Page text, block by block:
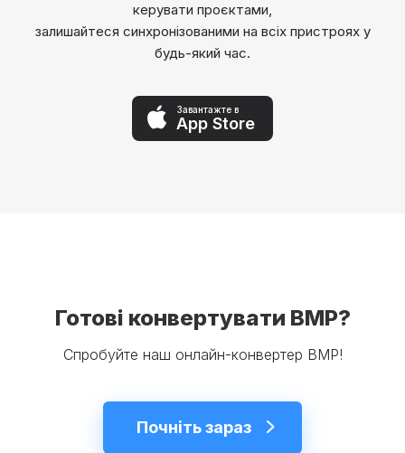
керувати проєктами,
залишайтеся синхронізованими на всіх пристроях у
будь-який час.
Завантажте в
App Store
Готові конвертувати BMP?
Спробуйте наш онлайн-конвертер BMP!
Почніть зараз